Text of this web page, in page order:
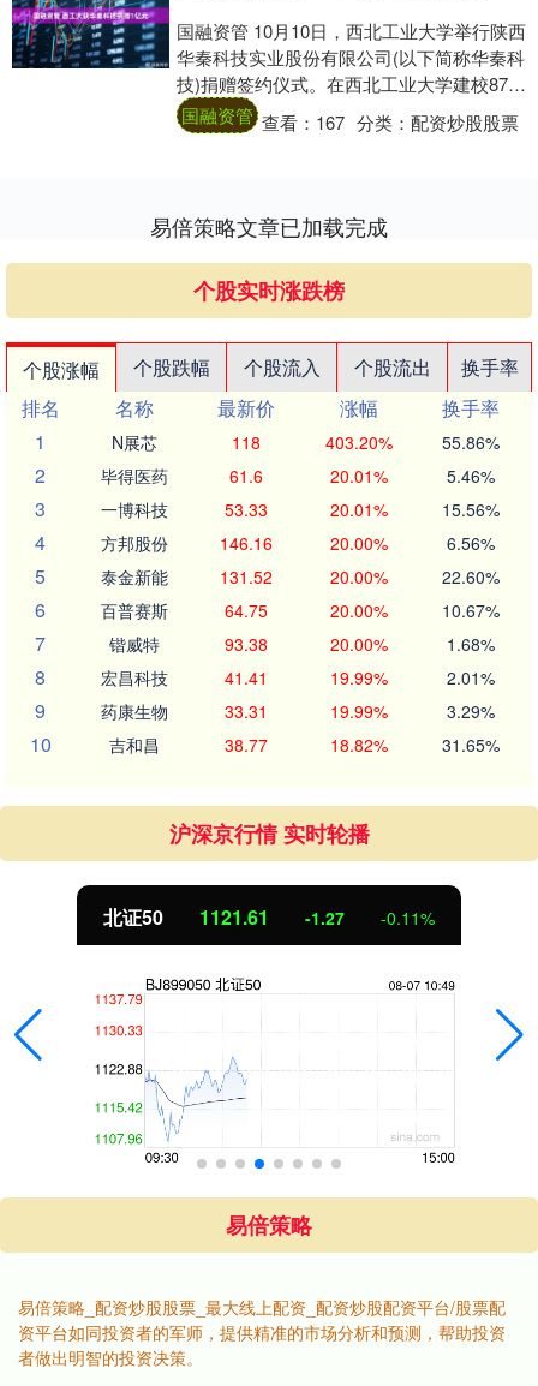
国融资管 10月10日，西北工业大学举行陕西
华秦科技实业股份有限公司(以下简称华秦科
技)捐赠签约仪式。在西北工业大学建校87周
年之际，华秦科技向学校捐赠1亿元，....
国融资管 查看： 167 分类：配资炒股股票
易倍策略文章已加载完成
个股实时涨跌榜
个股涨幅 个股跌幅 个股流入 个股流出
换手率
排名
名称 最新价 涨幅
换手率
1
N展芯 118 403.20% 55.86%
2 毕得医药 61.6 20.01% 5.46%
3 一博科技 53.33 20.01% 15.56%
4 方邦股份 146.16 20.00% 6.56%
5 泰金新能 131.52 20.00% 22.60%
6 百普赛斯 64.75 20.00% 10.67%
7 锴威特 93.38 20.00% 1.68%
8 宏昌科技 41.41 19.99% 2.01%
9 药康生物 33.31 19.99% 3.29%
10 吉和昌 38.77 18.82% 31.65%
沪深京行情 实时轮播
北证50 1121.61 -1.27 -0.11%
易倍策略
易倍策略_配资炒股股票_最大线上配资_配资炒股配资平台/股票配
资平台如同投资者的军师，提供精准的市场分析和预测，帮助投资
者做出明智的投资决策。